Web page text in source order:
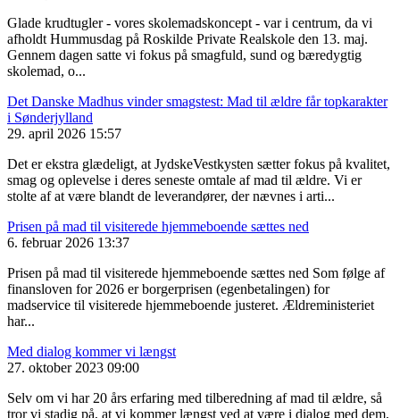
Glade krudtugler - vores skolemadskoncept - var i centrum, da vi
afholdt Hummusdag på Roskilde Private Realskole den 13. maj.
Gennem dagen satte vi fokus på smagfuld, sund og bæredygtig
skolemad, o...
Det Danske Madhus vinder smagstest: Mad til ældre får topkarakter
i Sønderjylland
29. april 2026 15:57
Det er ekstra glædeligt, at JydskeVestkysten sætter fokus på kvalitet,
smag og oplevelse i deres seneste omtale af mad til ældre. Vi er
stolte af at være blandt de leverandører, der nævnes i arti...
Prisen på mad til visiterede hjemmeboende sættes ned
6. februar 2026 13:37
Prisen på mad til visiterede hjemmeboende sættes ned Som følge af
finansloven for 2026 er borgerprisen (egenbetalingen) for
madservice til visiterede hjemmeboende justeret. Ældreministeriet
har...
Med dialog kommer vi længst
27. oktober 2023 09:00
Selv om vi har 20 års erfaring med tilberedning af mad til ældre, så
tror vi stadig på, at vi kommer længst ved at være i dialog med dem,